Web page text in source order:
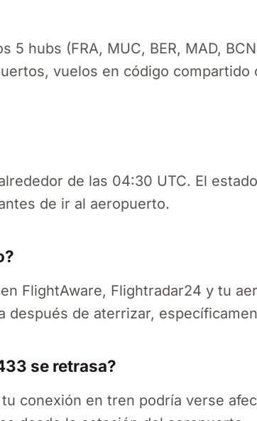
5 hubs (FRA, MUC, BER, MAD,
vuelos en código compartido
de las 04:30 UTC. El
de ir al aeropuerto.
FlightAware, Flightradar24 y tu
después de aterrizar,
se retrasa?
conexión en tren podría verse